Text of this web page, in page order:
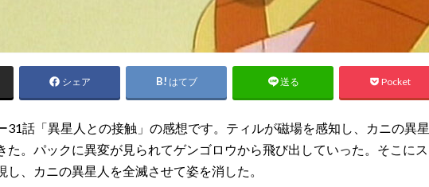
シェア はてブ 送る Pocket
31話「異星人との接触」の感想です。ティルが磁場を感知し、カニの異星
た。パックに異変が見られてゲンゴロウから飛び出していった。そこにス
し、カニの異星人を全滅させて姿を消した。